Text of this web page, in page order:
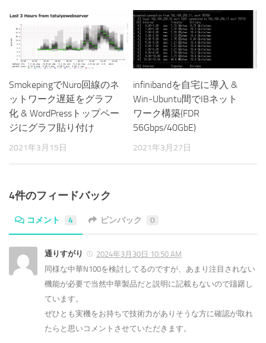
SmokepingでNuro回線のネ
ットワーク遅延をグラフ
化 & WordPressトップペー
ジにグラフ貼り付け
2021年3月15日
infinibandを自宅に導入 &
Win-Ubuntu間でIBネット
ワーク構築(FDR
56Gbps/40GbE)
2021年3月27日
4件のフィードバック
コメント 4 ピンバック 0
通りすがり
2024年3月30日 10:50 AM
同様な中華N100を検討してるのですが、あまり注目されない
機能が必要で当然中華製品だと説明に記載もないので躊躇し
ています。
ぜひとも実機をお持ちで技術力がありそうな方に確認が取れ
たらと思いコメントさせていただきます。